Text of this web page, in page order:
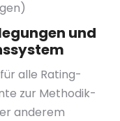
und
alle Rating-
zur Methodik-
anderem